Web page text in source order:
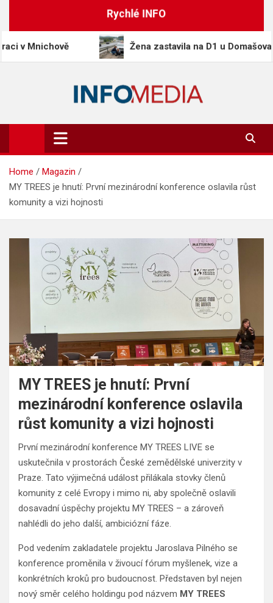
Rychlé INFO
Žena zastavila na D1 u Domašova a
Info-Media.cz
Zprávy, media a souvislosti dneška
Home
Magazin
MY TREES je hnutí: První mezinárodní konference oslavila růst
komunity a vizi hojnosti
MY TREES je hnutí: První
mezinárodní konference oslavila
růst komunity a vizi hojnosti
První mezinárodní konference MY TREES LIVE se
uskutečnila v prostorách České zemědělské univerzity v
Praze. Tato výjimečná událost přilákala stovky členů
komunity z celé Evropy i mimo ni, aby společně oslavili
dosavadní úspěchy projektu MY TREES – a zároveň
nahlédli do jeho další, ambiciózní fáze.
Pod vedením zakladatele projektu Jaroslava Pilného se
konference proměnila v živoucí fórum myšlenek, vize a
konkrétních kroků pro budoucnost. Představen byl nejen
nový směr celého holdingu pod názvem MY TREES